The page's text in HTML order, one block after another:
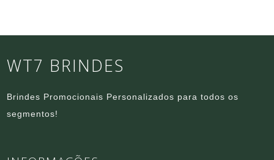
WT7 BRINDES
Brindes Promocionais Personalizados para todos os
segmentos!